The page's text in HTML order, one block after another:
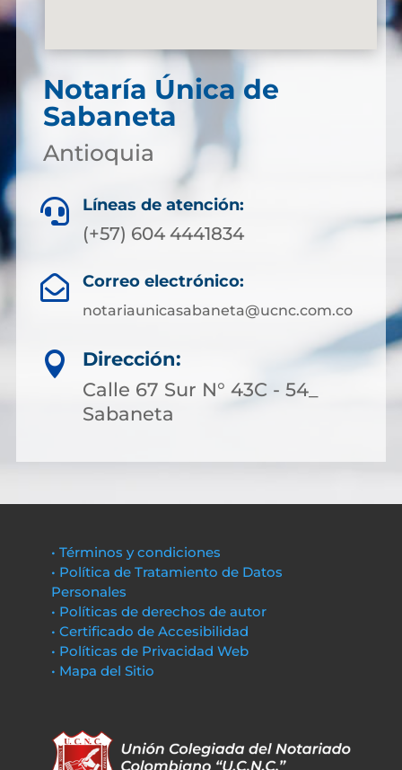
Notaría Única de
Sabaneta
Antioquia
 Líneas de atención:
(+57) 604 4441834
 Correo electrónico:
notariaunicasabaneta@ucnc.com.co

Dirección:
Calle 67 Sur N° 43C - 54_
Sabaneta
• Términos y condiciones
• Política de Tratamiento de Datos
Personales
• Políticas de derechos de autor
• Certificado de Accesibilidad
• Políticas de Privacidad Web
• Mapa del Sitio